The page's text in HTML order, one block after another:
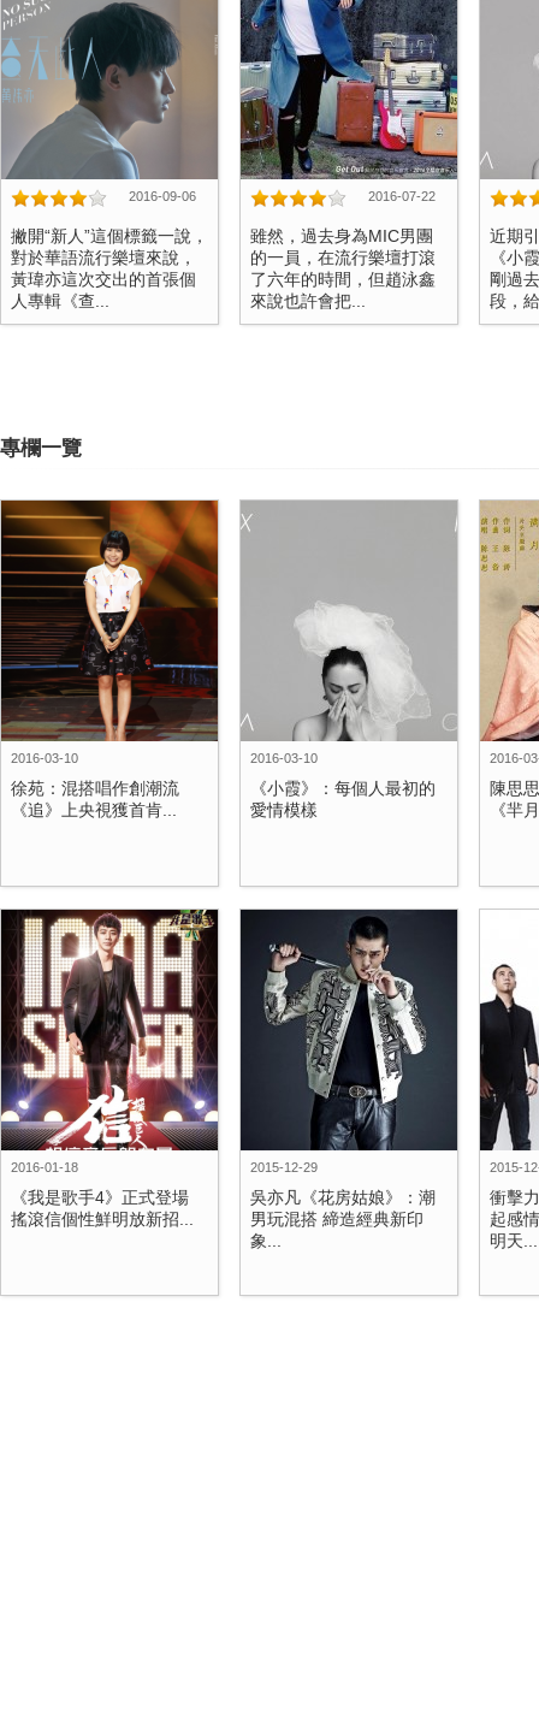
2016-09-06
撇開“新人”這個標籤一說，
對於華語流行樂壇來說，
黃瑋亦這次交出的首張個
人專輯《查...
2016-07-22
雖然，過去身為MIC男團
的一員，在流行樂壇打滾
了六年的時間，但趙泳鑫
來說也許會把...
近期
《小
剛過
段，
專欄一覽
2016-03-10
徐苑：混搭唱作創潮流
《追》上央視獲首肯...
2016-03-10
《小霞》：每個人最初的
愛情模樣
2016-
陳思
《羋
2016-01-18
《我是歌手4》正式登場
搖滾信個性鮮明放新招...
2015-12-29
吳亦凡《花房姑娘》：潮
男玩混搭 締造經典新印
象...
2015-
衝擊
起感
明天...